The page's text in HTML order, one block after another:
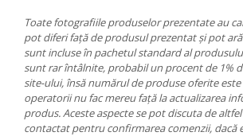
Toate fotografiile produselor prezentate au
pot diferi față de produsul prezentat și pot
sunt incluse în pachetul standard al
sunt rar întâlnite, probabil un procent de 1%
site-ului, însă numărul de produse oferite este
operatorii nu fac mereu față la actualizarea
produs. Aceste aspecte se pot discuta de
contactat pentru confirmarea comenzii, dacă